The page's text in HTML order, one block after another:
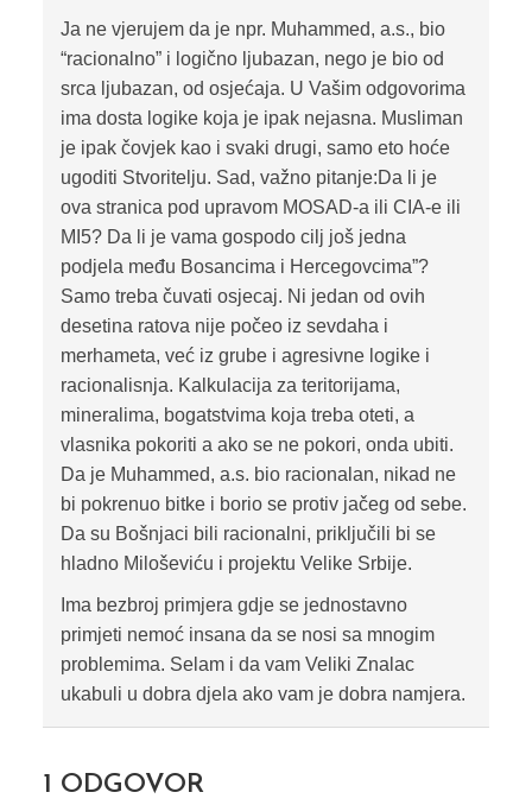
Ja ne vjerujem da je npr. Muhammed, a.s., bio
“racionalno” i logično ljubazan, nego je bio od
srca ljubazan, od osjećaja. U Vašim odgovorima
ima dosta logike koja je ipak nejasna. Musliman
je ipak čovjek kao i svaki drugi, samo eto hoće
ugoditi Stvoritelju. Sad, važno pitanje:Da li je
ova stranica pod upravom MOSAD-a ili CIA-e ili
MI5? Da li je vama gospodo cilj još jedna
podjela među Bosancima i Hercegovcima”?
Samo treba čuvati osjecaj. Ni jedan od ovih
desetina ratova nije počeo iz sevdaha i
merhameta, već iz grube i agresivne logike i
racionalisnja. Kalkulacija za teritorijama,
mineralima, bogatstvima koja treba oteti, a
vlasnika pokoriti a ako se ne pokori, onda ubiti.
Da je Muhammed, a.s. bio racionalan, nikad ne
bi pokrenuo bitke i borio se protiv jačeg od sebe.
Da su Bošnjaci bili racionalni, priključili bi se
hladno Miloševiću i projektu Velike Srbije.
Ima bezbroj primjera gdje se jednostavno
primjeti nemoć insana da se nosi sa mnogim
problemima. Selam i da vam Veliki Znalac
ukabuli u dobra djela ako vam je dobra namjera.
1 ODGOVOR